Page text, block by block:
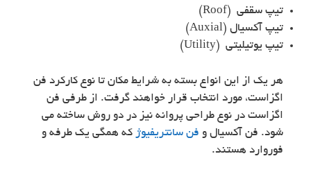
تیپ سقفی (Roof)
تیپ آکسیال (Auxial)
تیپ یوتیلیتی (Utility)
هر یک از این انواع بسته به شرایط مکان تا نوع کارکرد فن
اگزاست، مورد انتخاب قرار خواهند گرفت. از طرفی فن
اگزاست در نوع طراحی پروانه نیز در دو روش ساخته می
شود. فن آکسیال و فن سانتریفیوژ که همگی یک طرفه و
فوروارد هستند.